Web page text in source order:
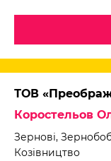
ТОВ
Коростельов
Зернові,
Козівництво